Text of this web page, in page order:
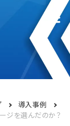
導入事例
ジを選んだのか？